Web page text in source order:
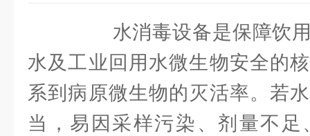
水消毒设备是保障饮用
水及工业回用水微生物安全的
系到病原微生物的灭活率。若
当，易因采样污染、剂量不